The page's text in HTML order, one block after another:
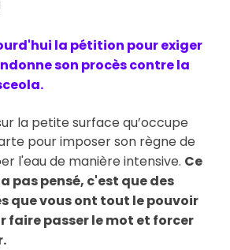
la pétition pour exiger
son procès contre la
la petite surface qu’occupe
pour imposer son règne de
l'eau de manière intensive. Ce
pas pensé, c'est que des
que vous ont tout le pouvoir
faire passer le mot et forcer